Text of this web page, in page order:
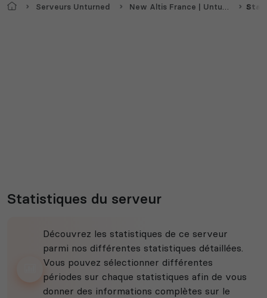
AccueilServeurs Unturned New Altis France | Unturned
Statistiques du serveur
Découvrez les statistiques de ce serveur
parmi nos différentes statistiques détaillées.
Vous pouvez sélectionner différentes
périodes sur chaque statistiques afin de vous
donner des informations complètes sur le